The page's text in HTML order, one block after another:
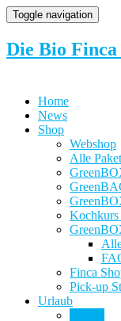
Toggle navigation
Die Bio
Home
News
Shop
Webshop
Alle
Finca
Pick-up
Urlaub